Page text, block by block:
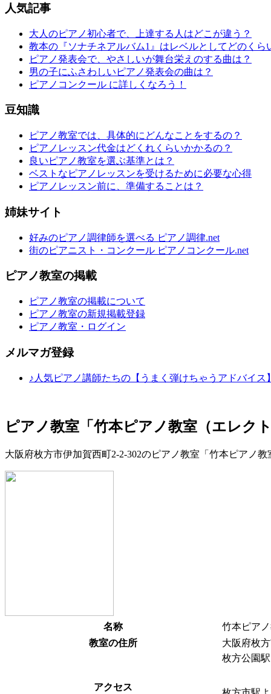
人気記事
大人のピアノ初心者で、上達する人はどこが違う？
教本の『ソナチネアルバム1』はレベルとしてどのくら
ピアノ発表会で、やさしいが舞台栄えのする曲は？
男の子にふさわしいピアノ発表会の曲は？
ピアノコンクール に詳しくなろう！
豆知識
ピアノ教室では、具体的にどんなことをするの？
ピアノレッスン代金はどくれくらいかかるの？
良いピアノ教室を選ぶ基準とは？
ベストなピアノレッスンを受けるために必要な心得
ピアノレッスン前に、準備することは？
姉妹サイト
好みのピアノ調律師を選べる ピアノ調律.net
街のピアニスト・コンクール ピアノコンクール.net
ピアノ教室の掲載
ピアノ教室の掲載について
ピアノ教室の新規掲載登録
ピアノ教室・ログイン
メルマガ登録
♪人気ピアノ講師たちの【うまく弾けちゃうアドバイス
ピアノ教室「竹本ピアノ教室（エレク
大阪府枚方市伊加賀西町2-2-302のピアノ教室「竹本ピアノ
名称
竹本ピア
教室の住所
大阪府枚
アクセス
枚方公園